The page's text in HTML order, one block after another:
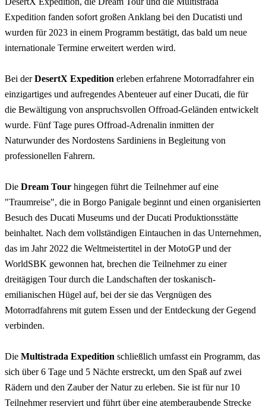
Expedition fanden sofort großen Anklang bei den Ducatisti und
wurden für 2023 in einem Programm bestätigt, das bald um neue
internationale Termine erweitert werden wird.
Bei derDesertX Expedition erleben erfahrene Motorradfahrer ein
einzigartiges und aufregendes Abenteuer auf einer Ducati, die für
die Bewältigung von anspruchsvollen Offroad-Geländen entwickelt
wurde. Fünf Tage pures Offroad-Adrenalin inmitten der
Naturwunder des Nordostens Sardiniens in Begleitung von
professionellen Fahrern.
Die Dream Tour hingegen führt die Teilnehmer auf eine
"Traumreise", die in Borgo Panigale beginnt und einen organisierten
Besuch des Ducati Museums und der Ducati Produktionsstätte
beinhaltet. Nach dem vollständigen Eintauchen in das Unternehmen,
das im Jahr 2022 die Weltmeistertitel in der MotoGP und der
WorldSBK gewonnen hat, brechen die Teilnehmer zu einer
dreitägigen Tour durch die Landschaften der toskanisch-
emilianischen Hügel auf, bei der sie das Vergnügen des
Motorradfahrens mit gutem Essen und der Entdeckung der Gegend
verbinden.
Die Multistrada Expedition schließlich umfasst ein Programm, das
sich über 6 Tage und 5 Nächte erstreckt, um den Spaß auf zwei
Rädern und den Zauber der Natur zu erleben. Sie ist für nur 10
Teilnehmer reserviert und führt über eine atemberaubende Strecke